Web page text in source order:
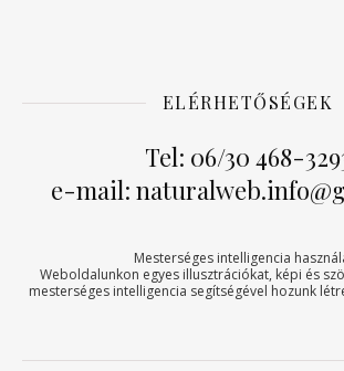
ELÉRHETŐSÉGEK
Tel: 06/30 468-
e-mail:
Mesterséges intelligencia
Weboldalunkon egyes illusztrációkat, képi és
mesterséges intelligencia segítségével hozunk